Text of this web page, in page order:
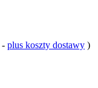
- plus koszty dostawy )